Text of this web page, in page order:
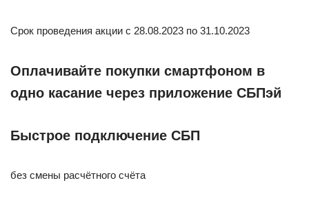
Срок проведения акции с 28.08.2023 по 31.10.2023
Оплачивайте покупки смартфоном в
одно касание через приложение СБПэй
Быстрое подключение СБП
без смены расчётного счёта